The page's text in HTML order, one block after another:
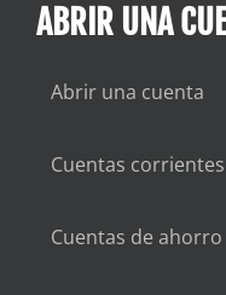
ABRIR UNA
Abrir una cuenta
Cuentas corrientes
Cuentas de ahorro